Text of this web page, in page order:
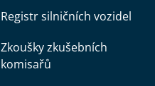
Registr silničních vozidel
Zkoušky zkušebních
komisařů